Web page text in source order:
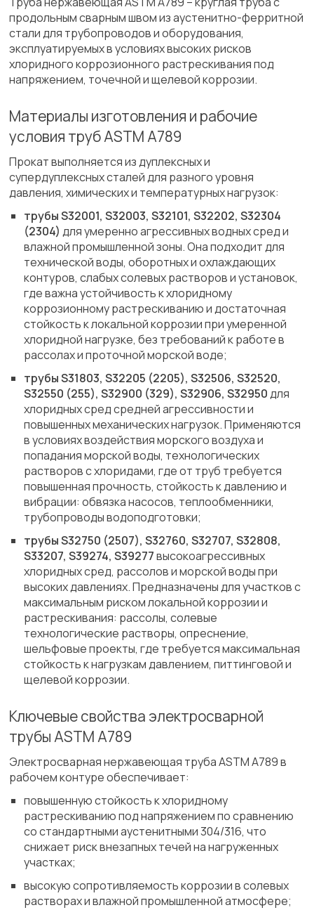
продольным сварным швом из аустенитно-ферритной
стали для трубопроводов и оборудования,
эксплуатируемых в условиях высоких рисков
хлоридного коррозионного растрескивания под
напряжением, точечной и щелевой коррозии.
Материалы изготовления и рабочие
условия труб ASTM A789
Прокат выполняется из дуплексных и
супердуплексных сталей для разного уровня
давления, химических и температурных нагрузок:
трубы S32001, S32003, S32101, S32202, S32304
(2304) для умеренно агрессивных водных сред и
влажной промышленной зоны. Она подходит для
технической воды, оборотных и охлаждающих
контуров, слабых солевых растворов и установок,
где важна устойчивость к хлоридному
коррозионному растрескиванию и достаточная
стойкость к локальной коррозии при умеренной
хлоридной нагрузке, без требований к работе в
рассолах и проточной морской воде;
трубы S31803, S32205 (2205), S32506, S32520,
S32550 (255), S32900 (329), S32906, S32950для
хлоридных сред средней агрессивности и
повышенных механических нагрузок. Применяются
в условиях воздействия морского воздуха и
попадания морской воды, технологических
растворов с хлоридами, где от труб требуется
повышенная прочность, стойкость к давлению и
вибрации: обвязка насосов, теплообменники,
трубопроводы водоподготовки;
трубы S32750 (2507), S32760, S32707, S32808,
S33207, S39274, S39277высокоагрессивных
хлоридных сред, рассолов и морской воды при
высоких давлениях. Предназначены для участков с
максимальным риском локальной коррозии и
растрескивания: рассолы, солевые
технологические растворы, опреснение,
шельфовые проекты, где требуется максимальная
стойкость к нагрузкам давлением, питтинговой и
щелевой коррозии.
Ключевые свойства электросварной
трубы ASTM A789
Электросварная нержавеющая труба ASTM A789 в
рабочем контуре обеспечивает:
повышенную стойкость к хлоридному
растрескиванию под напряжением по сравнению
со стандартными аустенитными 304/316, что
снижает риск внезапных течей на нагруженных
участках;
высокую сопротивляемость коррозии в солевых
растворах и влажной промышленной атмосфере;